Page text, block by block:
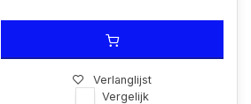
Verlanglijst
Vergelijk